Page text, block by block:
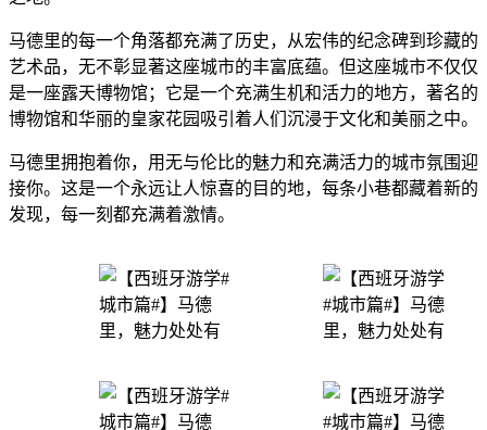
马德里的每一个角落都充满了历史，从宏伟的纪念碑到珍藏的
艺术品，无不彰显著这座城市的丰富底蕴。但这座城市不仅仅
是一座露天博物馆；它是一个充满生机和活力的地方，著名的
博物馆和华丽的皇家花园吸引着人们沉浸于文化和美丽之中。
马德里拥抱着你，用无与伦比的魅力和充满活力的城市氛围迎
接你。这是一个永远让人惊喜的目的地，每条小巷都藏着新的
发现，每一刻都充满着激情。